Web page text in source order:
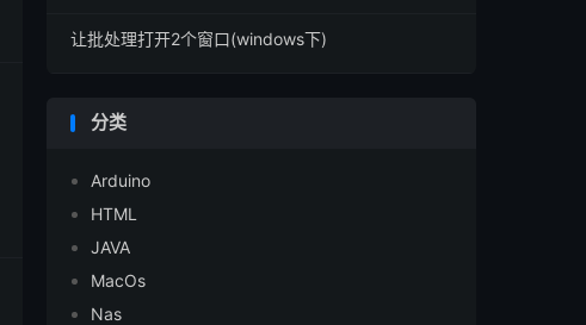
让批处理打开2个窗口(windows下)
分类
Arduino
HTML
JAVA
MacOs
Nas